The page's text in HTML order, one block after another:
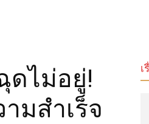
ดไม่อยู่!
มสำเร็จ
เ